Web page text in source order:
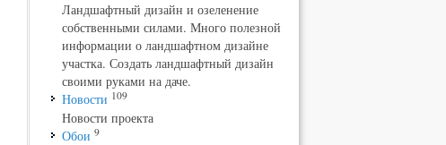
Ландшафтный дизайн и озеленение
собственными силами. Много полезной
информации о ландшафтном дизайне
участка. Создать ландшафтный дизайн
своими руками на даче.
Новости 109
Новости проекта
Обои 9